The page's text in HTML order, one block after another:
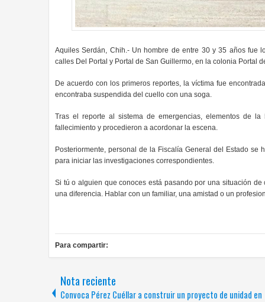
Aquiles Serdán, Chih.- Un hombre de entre 30 y 35 años fue
calles Del Portal y Portal de San Guillermo, en la colonia Portal
De acuerdo con los primeros reportes, la víctima fue
encontraba suspendida del cuello con una soga.
Tras el reporte al sistema de emergencias, elementos de
fallecimiento y procedieron a acordonar la escena.
Posteriormente, personal de la Fiscalía General del Estado
para iniciar las investigaciones correspondientes.
Si tú o alguien que conoces está pasando por una situación
una diferencia. Hablar con un familiar, una amistad o un
Para compartir:
Nota reciente
Convoca Pérez Cuéllar a construir un proyecto de unidad en